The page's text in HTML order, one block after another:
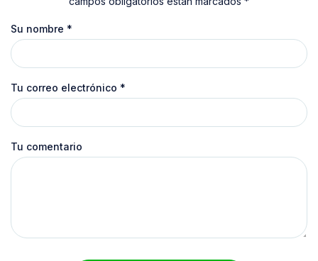
Su nombre *
Tu correo electrónico *
Tu comentario